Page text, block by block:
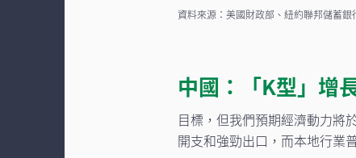
資料來源：美國財政部、紐約聯邦儲蓄銀
中國：「K型」增
目標，但我們預期經濟動力將
開支和強勁出口，而本地行業